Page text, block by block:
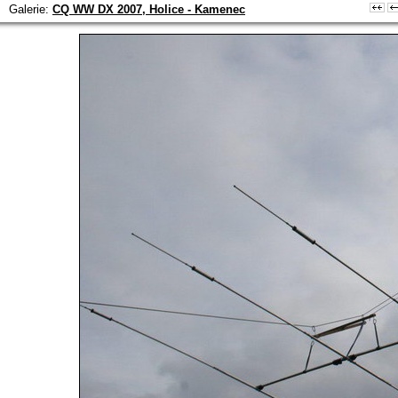
Galerie: CQ WW DX 2007, Holice - Kamenec